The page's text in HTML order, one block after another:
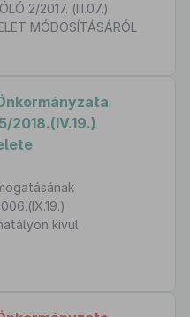
2/2017. (III.07.)
MÓDOSÍTÁSÁRÓL
kívül